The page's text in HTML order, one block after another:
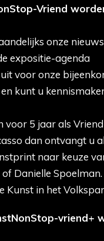
Vriend
onze
expositie-agenda
voor onze
kunt u
voor 5 jaar als
dan ontvangt u
naar keuze
of Danielle
Kunst in het
vriend+